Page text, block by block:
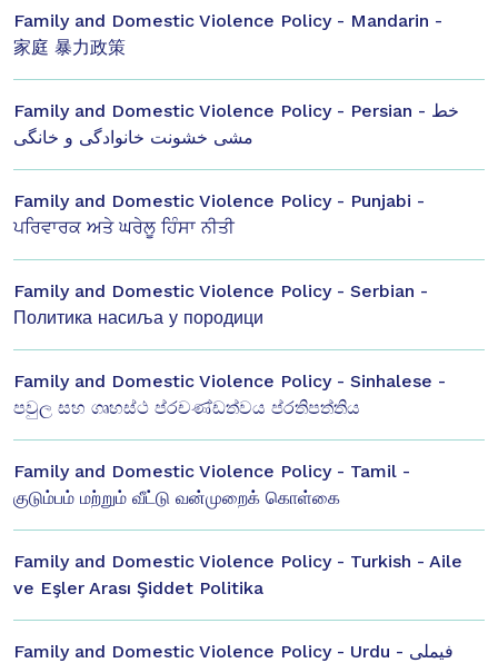
Family and Domestic Violence Policy - Mandarin -
家庭 暴力政策
Family and Domestic Violence Policy - Persian - خط
مشی خشونت خانوادگی و خانگی
Family and Domestic Violence Policy - Punjabi -
ਪਰਿਵਾਰਕ ਅਤੇ ਘਰੇਲੂ ਹਿੰਸਾ ਨੀਤੀ
Family and Domestic Violence Policy - Serbian -
Политика насиља у породици
Family and Domestic Violence Policy - Sinhalese -
පවුල සහ ගෘහස්ථ ප්රචණ්ඩත්වය ප්රතිපත්තිය
Family and Domestic Violence Policy - Tamil -
குடும்பம் மற்றும் வீட்டு வன்முறைக் கொள்கை
Family and Domestic Violence Policy - Turkish - Aile
ve Eşler Arası Şiddet Politika
Family and Domestic Violence Policy - Urdu - فیملی